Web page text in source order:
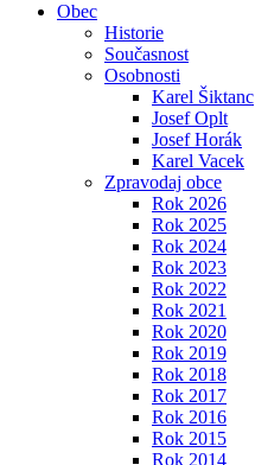
Obec
Historie
Současnost
Osobnosti
Karel Šiktanc
Josef Oplt
Josef Horák
Karel Vacek
Zpravodaj obce
Rok 2026
Rok 2025
Rok 2024
Rok 2023
Rok 2022
Rok 2021
Rok 2020
Rok 2019
Rok 2018
Rok 2017
Rok 2016
Rok 2015
Rok 2014